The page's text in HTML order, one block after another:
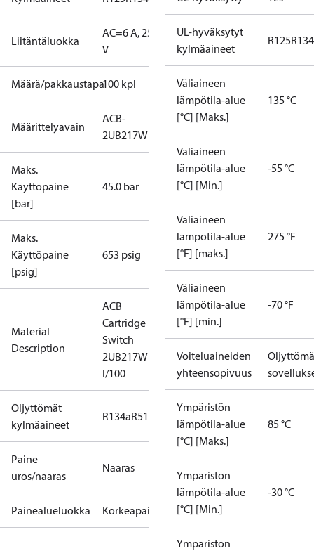
Liitäntäluokka
AC=6 A, 250
V
Määrä/pakkaustapa100 kpl
Määrittelyavain
ACB-
2UB217W
Maks.
Käyttöpaine
[bar]
45.0 bar
Maks.
Käyttöpaine
[psig]
653 psig
Material
Description
ACB
Cartridge
Switch
2UB217W
I/100
Öljyttömät
kylmäaineet
R134aR513A
Paine
uros/naaras
Naaras
Painealueluokka Korkeapaine
UL-hyväksytyt
kylmäaineet
R125
Väliaineen
lämpötila-alue
[°C] [Maks.]
135 °C
Väliaineen
lämpötila-alue
[°C] [Min.]
-55 °C
Väliaineen
lämpötila-alue
[°F] [maks.]
275 °F
Väliaineen
lämpötila-alue
[°F] [min.]
-70 °F
Voiteluaineiden
yhteensopivuus
Ympäristön
lämpötila-alue
[°C] [Maks.]
85 °C
Ympäristön
lämpötila-alue
[°C] [Min.]
-30 °C
Ympäristön